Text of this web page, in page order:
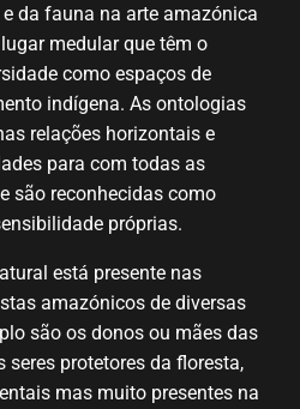
da fauna na arte amazónica
medular que têm o
como espaços de
indígena. As ontologias
relações horizontais e
para com todas as
são reconhecidas como
próprias.
está presente nas
amazónicos de diversas
são os donos ou mães das
protetores da floresta,
mas muito presentes na